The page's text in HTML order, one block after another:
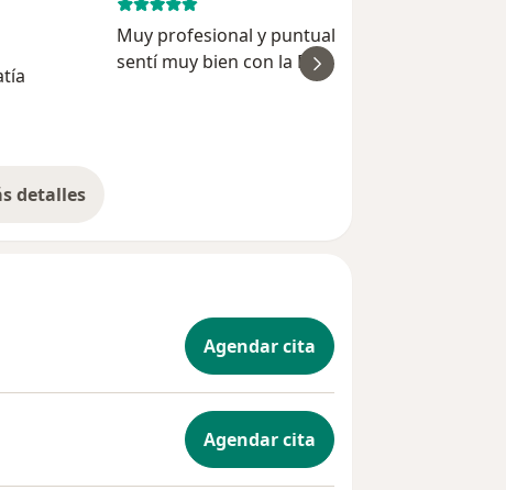
Muy profesional y puntual en su explicación. Me
sentí muy bien con la Dra. Rossy. Sabe
muchísimo y está muy actualizada. La
detalles
la experiencia
Agendar cita
Agendar cita